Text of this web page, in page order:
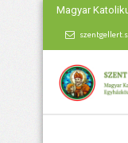
Magyar